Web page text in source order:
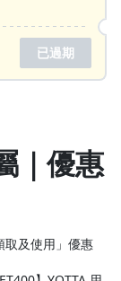
已過期
｜優惠
取及使用」優惠